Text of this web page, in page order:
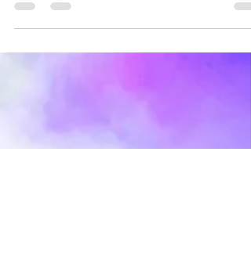
Arcane chega ao fim na
personagens e futuro do
universo League of Legends
Cuidado, spoilers à frente.